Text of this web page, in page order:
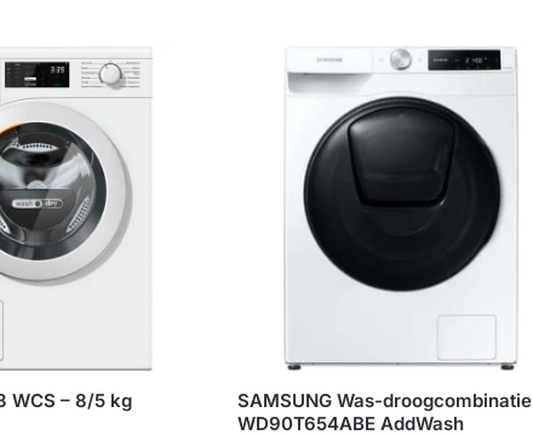
WCS – 8/5 kg
SAMSUNG Was-droogcombinatie
WD90T654ABE AddWash